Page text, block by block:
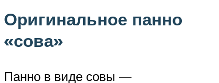
Оригинальное панно
«сова»
Панно в виде совы —